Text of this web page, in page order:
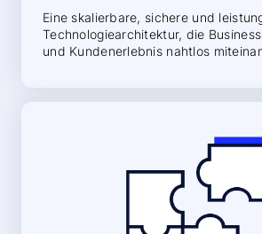
Eine skalierbare, sichere und
Technologiearchitektur, die
und Kundenerlebnis nahtlos